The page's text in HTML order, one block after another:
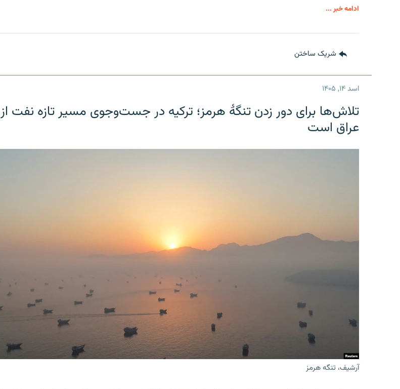
ادامه خبر ...
شریک ساختن
اسد ۱۴, ۱۴۰۵
تلاش‌ها برای دور زدن تنگۀ هرمز؛ ترکیه در جست‌وجوی مسیر تازه نفت از
عراق است
آرشیف، تنگه هرمز